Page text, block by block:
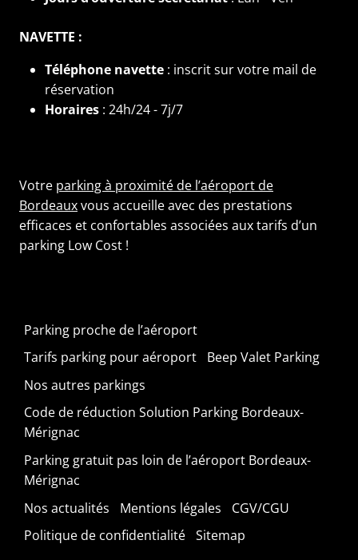
NAVETTE :
Téléphone navette : inscrit sur votre mail de
réservation
Horaires : 24h/24 - 7j/7
Votre parking à proximité de l’aéroport de
Bordeauxvous accueille avec des prestations
efficaces et confortables associées aux tarifs d’un
parking Low Cost !
Parking proche de l’aéroport
Tarifs parking pour aéroport
Beep Valet Parking
Nos autres parkings
Code de réduction Solution Parking Bordeaux-
Mérignac
Parking gratuit pas loin de l’aéroport Bordeaux-
Mérignac
Nos actualités
Mentions légales
CGV/CGU
Politique de confidentialité Sitemap